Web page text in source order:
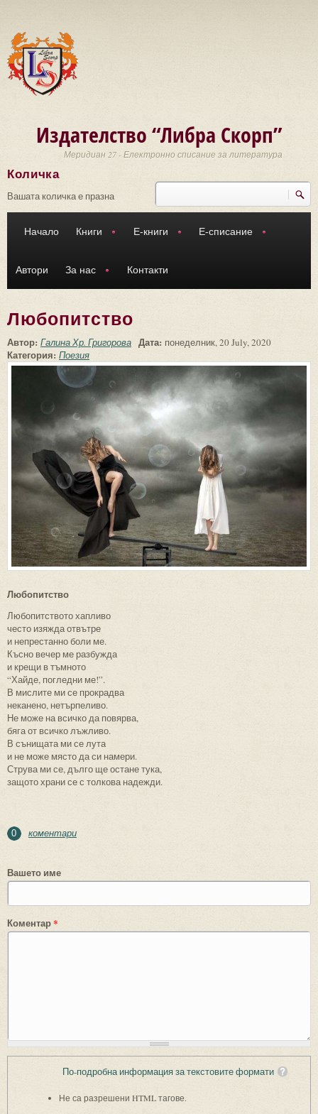
Издателство “Либра Скорп”
Меридиан 27 - Електронно списание за литература
Търси
Количка
Вашата количка е празна
Начало Книги Е-книги Е-списание
Автори За нас Контакти
Любопитство
Автор: Галина Хр. Григорова Дата: понеделник, 20 July, 2020
Категория: Поезия
Любопитство
Любопитството хапливо
често изяжда отвътре
и непрестанно боли ме.
Късно вечер ме разбужда
и крещи в тъмното
“Хайде, погледни ме!”.
В мислите ми се прокрадва
неканено, нетърпеливо.
Не може на всичко да повярва,
бяга от всичко лъжливо.
В сънищата ми се лута
и не може място да си намери.
Струва ми се, дълго ще остане тука,
защото храни се с толкова надежди.
0 коментари
Вашето име
Коментар*
По-подробна информация за текстовите формати
Не са разрешени HTML тагове.